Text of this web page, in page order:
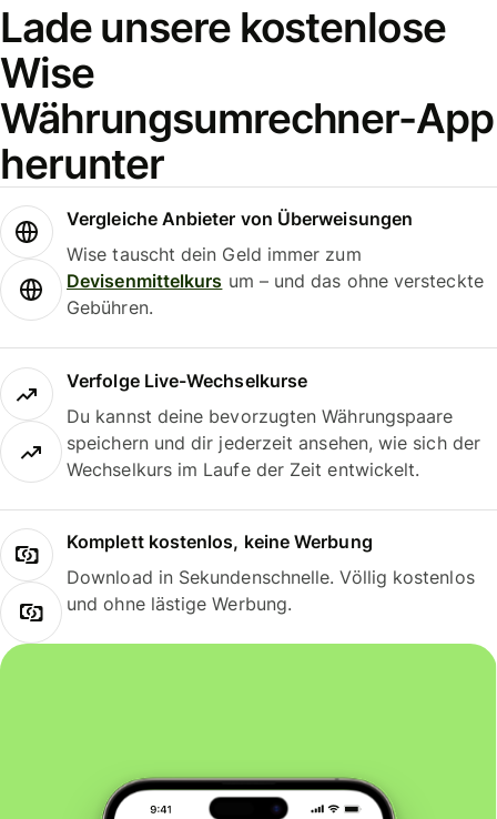
Lade unsere kostenlose
Wise
Währungsumrechner-App
herunter
Vergleiche Anbieter von Überweisungen
Wise tauscht dein Geld immer zum
Devisenmittelkurs um – und das ohne versteckte
Gebühren.
Verfolge Live-Wechselkurse
Du kannst deine bevorzugten Währungspaare
speichern und dir jederzeit ansehen, wie sich der
Wechselkurs im Laufe der Zeit entwickelt.
Komplett kostenlos, keine Werbung
Download in Sekundenschnelle. Völlig kostenlos
und ohne lästige Werbung.